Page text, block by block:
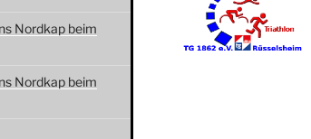
Nordkap beim
Nordkap beim